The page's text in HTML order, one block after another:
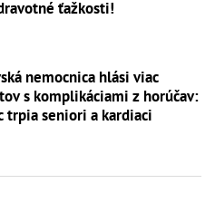
ťažkosti!
nemocnica hlási viac
s komplikáciami z horúčav:
trpia seniori a kardiaci